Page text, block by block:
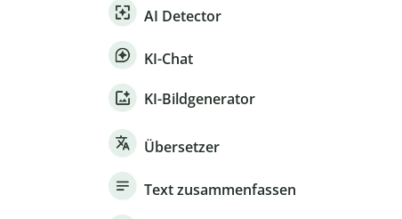
AI Detector
KI-Chat
KI-Bildgenerator
Übersetzer
Text zusammenfassen